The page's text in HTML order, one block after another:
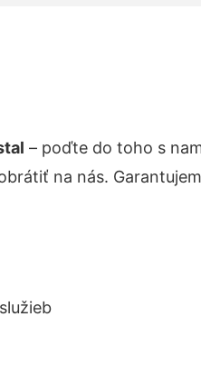
– poďte do toho s
na nás.